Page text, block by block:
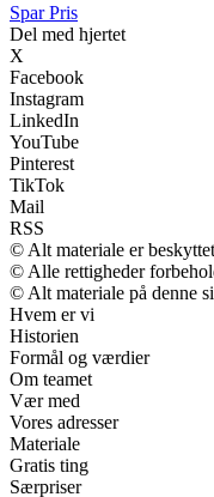
Spar Pris
Del med hjertet
X
Facebook
Instagram
LinkedIn
YouTube
Pinterest
TikTok
Mail
RSS
© Alt materiale er
© Alle rettigheder
© Alt materiale på denne
Hvem er vi
Historien
Formål og værdier
Om teamet
Vær med
Vores adresser
Materiale
Gratis ting
Særpriser